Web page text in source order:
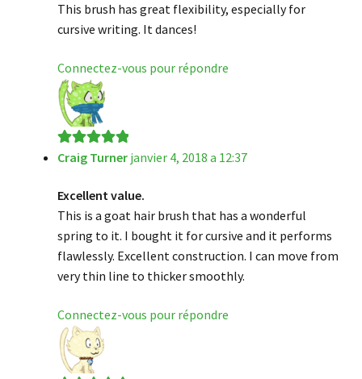
This brush has great flexibility, especially for
cursive writing. It dances!
Connectez-vous pour répondre
Note5sur 5
Craig Turner janvier 4, 2018 a 12:37
Excellent value.
This is a goat hair brush that has a wonderful
spring to it. I bought it for cursive and it performs
flawlessly. Excellent construction. I can move from
very thin line to thicker smoothly.
Connectez-vous pour répondre